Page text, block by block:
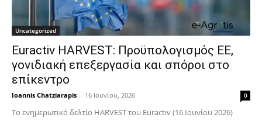
Uncategorized
Euractiv HARVEST: Προϋπολογισμός ΕΕ,
γονιδιακή επεξεργασία και σπόροι στο
επίκεντρο
Ioannis Chatziarapis - 16 Ιουνίου, 2026 0
Το ενημερωτικό δελτίο HARVEST του Euractiv (16 Ιουνίου 2026)